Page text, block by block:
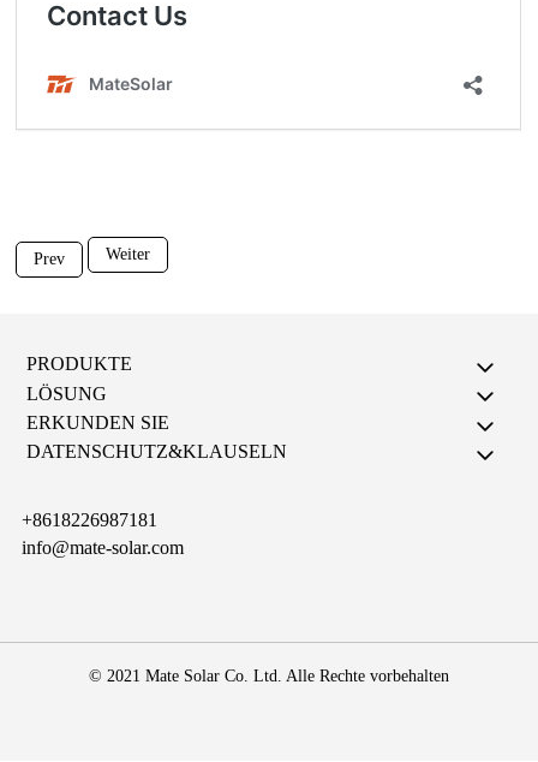
Prev Weiter
PRODUKTE
LÖSUNG
ERKUNDEN SIE
DATENSCHUTZ&KLAUSELN
+8618226987181
info@mate-solar.com
© 2021 Mate Solar Co. Ltd. Alle Rechte vorbehalten